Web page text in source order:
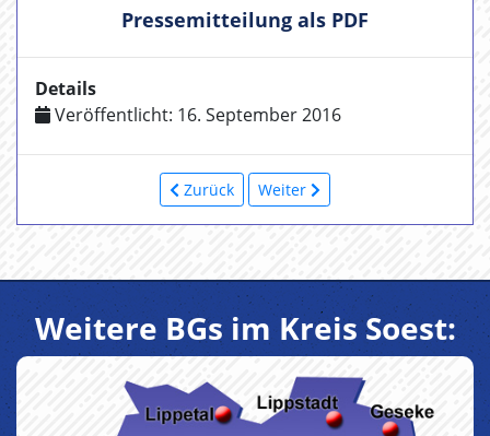
Pressemitteilung als PDF
Details
Veröffentlicht: 16. September 2016
Zurück Weiter
Weitere BGs im Kreis Soest: